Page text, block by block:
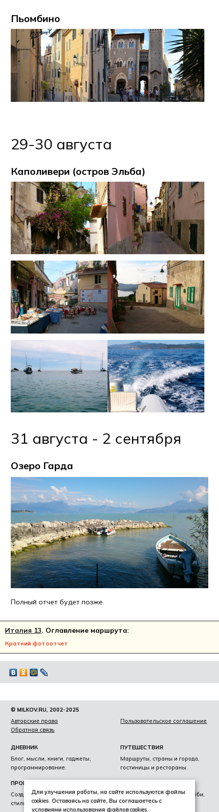
Пьомбино
29-30 августа
Каполивери (остров Эльба)
31 августа - 2 сентября
Озеро Гарда
Полный отчет будет позже.
Италия 13. Оглавление маршрута:
Краткий фотоотчет
© MILKOV.RU, 2002-2025
Авторские права
Пользовательское соглашение
Обратная связь
ДНЕВНИК
Блог, мысли, книги, гаджеты,
программирование.
ПУТЕШЕСТВИЯ
Маршруты, страны и города,
гостиницы и рестораны.
ПРОЕКТЫ
Создание сайтов, фирменный
стиль, лайвскоринг.
Образование, награды, хобби,
увлечения
Для улучшения работы, на сайте используются файлы
cookies. Оставаясь на сайте, Вы соглашаетесь с
условиями использования файлов cookies